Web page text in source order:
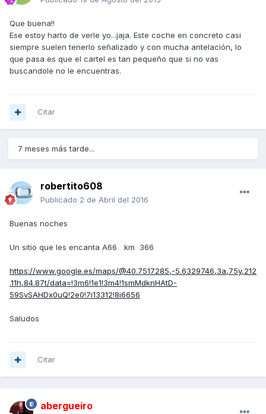
Que buena!!
Ese estoy harto de verle yo...jaja. Este coche en concreto casi
siempre suelen tenerlo señalizado y con mucha antelación, lo
que pasa es que el cartel es tan pequeño que si no vas
buscandole no le encuentras.
Citar
7 meses más tarde...
robertito608
Publicado 2 de Abril del 2016
Buenas noches
Un sitio que les encanta A66 km 366
https://www.google.es/maps/@40.7517285,-5.6329746,3a,75y,212
.11h,84.87t/data=!3m6!1e1!3m4!1smMdknHAtD-
59SvSAHDx0uQ!2e0!7i13312!8i6656
Saludos
Citar
abergueiro